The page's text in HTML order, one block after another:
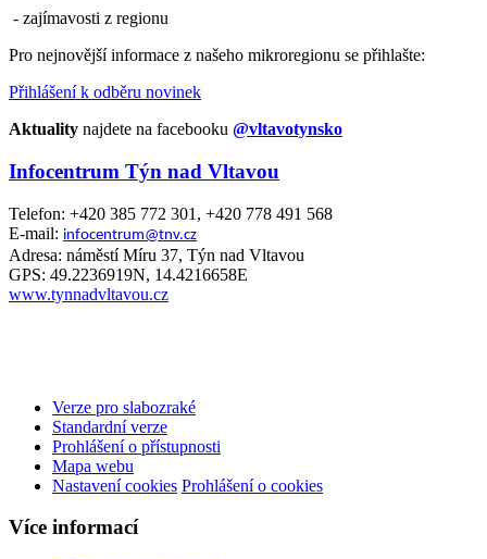
- zajímavosti z regionu
Pro nejnovější informace z našeho mikroregionu se přihlašte:
Přihlášení k odběru novinek
Aktuality najdete na facebooku @vltavotynsko
Infocentrum Týn nad Vltavou
Telefon: +420 385 772 301, +420 778 491 568
E-mail: infocentrum@tnv.cz
Adresa: náměstí Míru 37, Týn nad Vltavou
GPS: 49.2236919N, 14.4216658E
www.tynnadvltavou.cz
Verze pro slabozraké
Standardní verze
Prohlášení o přístupnosti
Mapa webu
Nastavení cookies Prohlášení o cookies
Více informací